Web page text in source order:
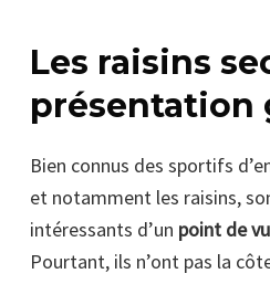
Les raisins
présentation
Bien connus des sportifs
et notamment les raisins,
intéressants d’un point de
Pourtant, ils n’ont pas la